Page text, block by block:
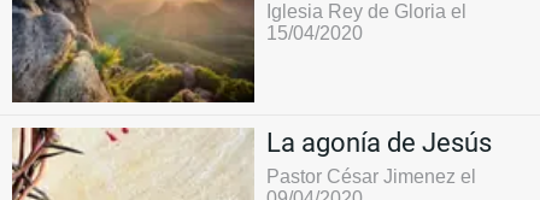
Iglesia Rey de Gloria el
15/04/2020
La agonía de Jesús
Pastor César Jimenez el